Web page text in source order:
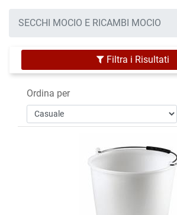
SECCHI MOCIO E RICAMBI MOCIO
Filtra i Risultati
Ordina per